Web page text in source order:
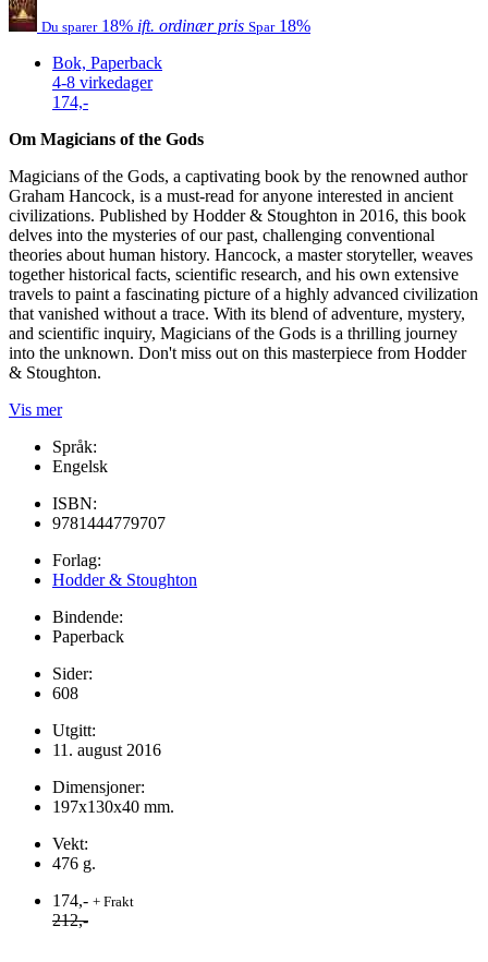
Du sparer 18% ift. ordinær pris Spar 18%
Bok, Paperback
4-8 virkedager
174,-
Om Magicians of the Gods
Magicians of the Gods, a captivating book by the renowned author
Graham Hancock, is a must-read for anyone interested in ancient
civilizations. Published by Hodder & Stoughton in 2016, this book
delves into the mysteries of our past, challenging conventional
theories about human history. Hancock, a master storyteller, weaves
together historical facts, scientific research, and his own extensive
travels to paint a fascinating picture of a highly advanced civilization
that vanished without a trace. With its blend of adventure, mystery,
and scientific inquiry, Magicians of the Gods is a thrilling journey
into the unknown. Don't miss out on this masterpiece from Hodder
& Stoughton.
Vis mer
Språk:
Engelsk
ISBN:
9781444779707
Forlag:
Hodder & Stoughton
Bindende:
Paperback
Sider:
608
Utgitt:
11. august 2016
Dimensjoner:
197x130x40 mm.
Vekt:
476 g.
174,- + Frakt
212,-